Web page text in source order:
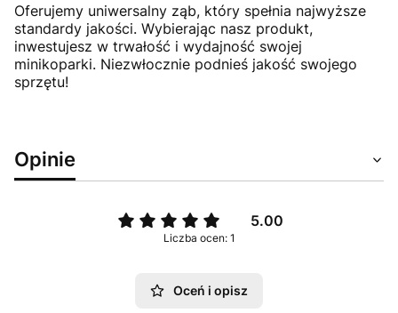
Oferujemy uniwersalny ząb, który spełnia najwyższe
standardy jakości. Wybierając nasz produkt,
inwestujesz w trwałość i wydajność swojej
minikoparki. Niezwłocznie podnieś jakość swojego
sprzętu!
Opinie
5.00
Liczba ocen: 1
Oceń i opisz